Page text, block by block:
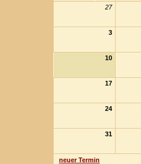
27
3
10
17
24
31
neuer Termin